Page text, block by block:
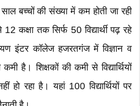
बच्चों की संख्या में कम होती जा रही
कक्षा तक सिर्फ 50 विद्यार्थी पढ़ रहे
इंटर कॉलेज हजरतगंज में विज्ञान व
है। शिक्षकों की कमी से विद्यार्थियों
हो रहा है। यहां 100 विद्यार्थियों पर